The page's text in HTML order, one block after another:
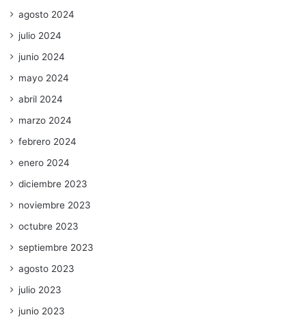
agosto 2024
julio 2024
junio 2024
mayo 2024
abril 2024
marzo 2024
febrero 2024
enero 2024
diciembre 2023
noviembre 2023
octubre 2023
septiembre 2023
agosto 2023
julio 2023
junio 2023